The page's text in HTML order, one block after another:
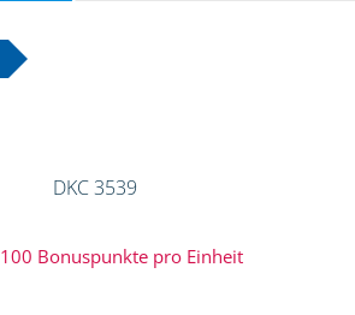
100 Bonuspunkte pro Einheit